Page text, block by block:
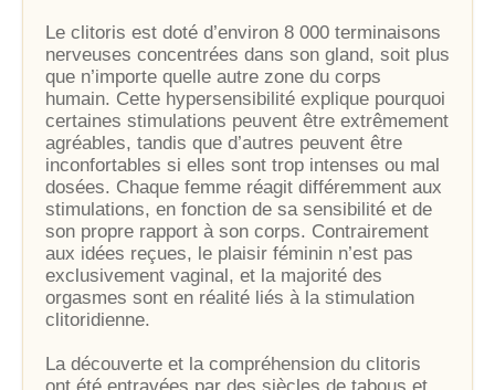
Le clitoris est doté d’environ 8 000 terminaisons
nerveuses concentrées dans son gland, soit plus
que n’importe quelle autre zone du corps
humain. Cette hypersensibilité explique pourquoi
certaines stimulations peuvent être extrêmement
agréables, tandis que d’autres peuvent être
inconfortables si elles sont trop intenses ou mal
dosées. Chaque femme réagit différemment aux
stimulations, en fonction de sa sensibilité et de
son propre rapport à son corps. Contrairement
aux idées reçues, le plaisir féminin n’est pas
exclusivement vaginal, et la majorité des
orgasmes sont en réalité liés à la stimulation
clitoridienne.
La découverte et la compréhension du clitoris